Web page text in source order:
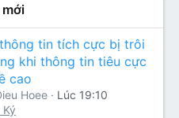
tin tích cực bị trôi
khi thông tin tiêu cực
cao
Hoee
Lúc 19:10
Ký